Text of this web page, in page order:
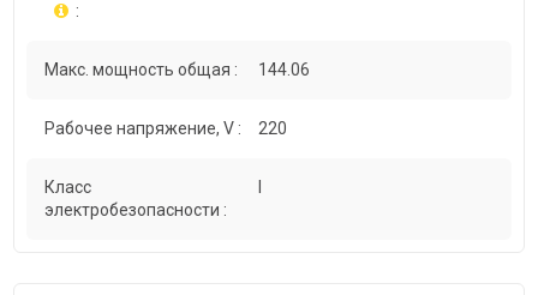
:
Макс. мощность общая : 144.06
Рабочее напряжение, V : 220
Класс
электробезопасности :